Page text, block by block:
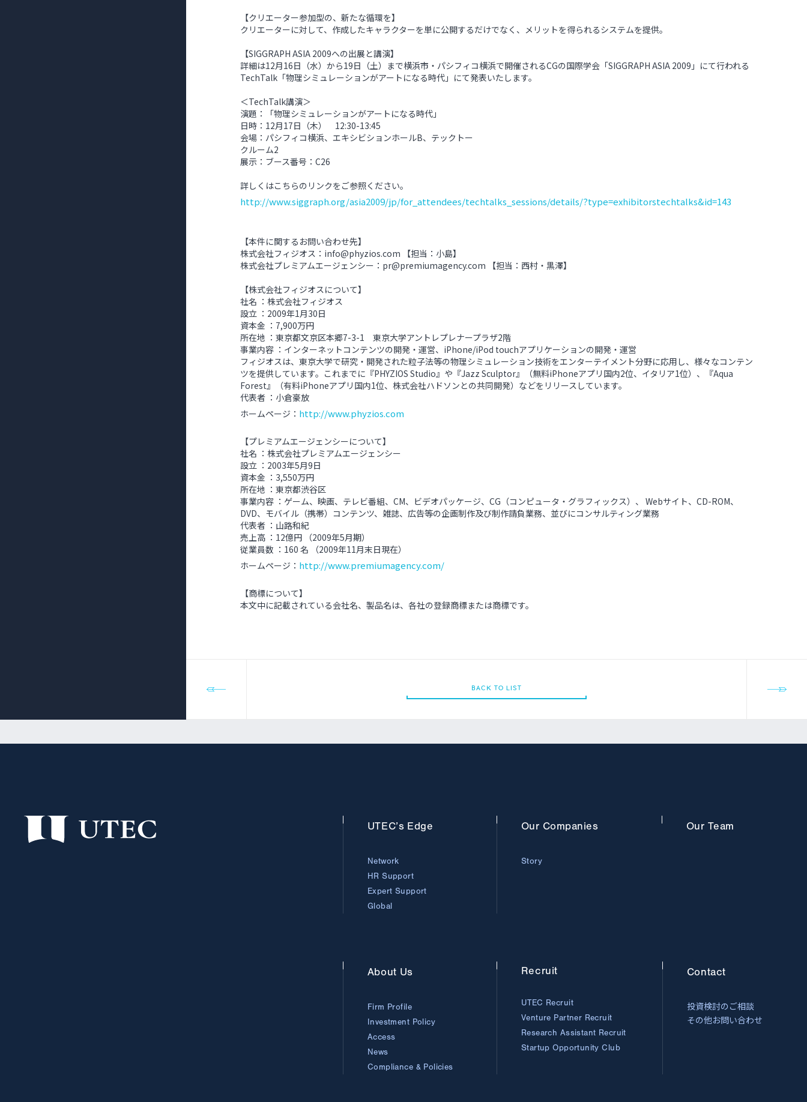
【クリエーター参加型の、新たな循環を】
クリエーターに対して、作成したキャラクターを単に公開するだけでなく、メリットを得られるシステムを提供。
【SIGGRAPH ASIA 2009への出展と講演】
詳細は12月16日（水）から19日（土）まで横浜市・パシフィコ横浜で開催されるCGの国際学会「SIGGRAPH ASIA 2009」にて行われる
TechTalk「物理シミュレーションがアートになる時代」にて発表いたします。
＜TechTalk講演＞
演題：「物理シミュレーションがアートになる時代」
日時：12月17日（木） 12:30-13:45
会場：パシフィコ横浜、エキシビションホールB、テックトー
クルーム2
展示：ブース番号：C26
詳しくはこちらのリンクをご参照ください。
http://www.siggraph.org/asia2009/jp/for_attendees/techtalks_sessions/details/?type=exhibitorstechtalks&id=143
【本件に関するお問い合わせ先】
株式会社フィジオス：info@phyzios.com 【担当：小島】
株式会社プレミアムエージェンシー：pr@premiumagency.com 【担当：西村・黒澤】
【株式会社フィジオスについて】
社名 ：株式会社フィジオス
設立 ：2009年1月30日
資本金 ：7,900万円
所在地 ：東京都文京区本郷7-3-1 東京大学アントレプレナープラザ2階
事業内容 ：インターネットコンテンツの開発・運営、iPhone/iPod touchアプリケーションの開発・運営
フィジオスは、東京大学で研究・開発された粒子法等の物理シミュレーション技術をエンターテイメント分野に応用し、様々なコンテン
ツを提供しています。これまでに『PHYZIOS Studio』や『Jazz Sculptor』（無料iPhoneアプリ国内2位、イタリア1位）、『Aqua
Forest』（有料iPhoneアプリ国内1位、株式会社ハドソンとの共同開発）などをリリースしています。
代表者 ：小倉豪放
ホームページ： http://www.phyzios.com
【プレミアムエージェンシーについて】
社名 ：株式会社プレミアムエージェンシー
設立 ：2003年5月9日
資本金 ：3,550万円
所在地 ：東京都渋谷区
事業内容 ：ゲーム、映画、テレビ番組、CM、ビデオパッケージ、CG（コンピュータ・グラフィックス）、 Webサイト、CD-ROM、
DVD、モバイル（携帯）コンテンツ、雑誌、広告等の企画制作及び制作請負業務、並びにコンサルティング業務
代表者 ：山路和紀
売上高 ：12億円 （2009年5月期）
従業員数 ：160 名 （2009年11月末日現在）
ホームページ： http://www.premiumagency.com/
【商標について】
本文中に記載されている会社名、製品名は、各社の登録商標または商標です。
BACK TO LIST
UTEC’s Edge
Network
HR Support
Expert Support
Global
Our Companies
Story
Our Team
About Us
Firm Profile
Investment Policy
Access
News
Compliance & Policies
Recruit
UTEC Recruit
Venture Partner Recruit
Research Assistant Recruit
Startup OpportunityClub
Contact
投資検討のご相談
その他お問い合わせ